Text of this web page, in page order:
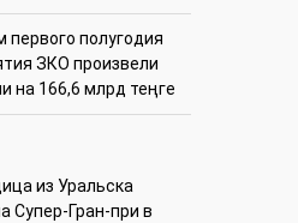
первого полугодия
ЗКО произвели
на 166,6 млрд теңге
из Уральска
Супер-Гран-при в